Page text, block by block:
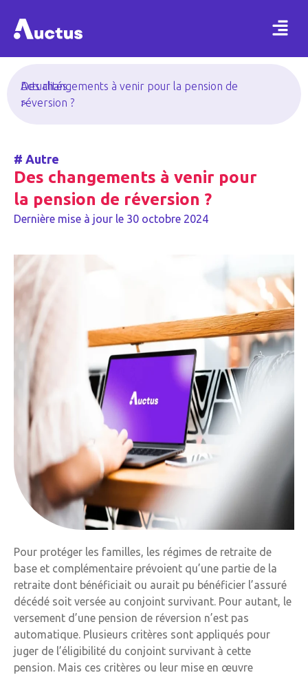
Actualités
>
Des changements à venir pour la pension de
réversion ?
# Autre
Des changements à venir pour
la pension de réversion ?
Dernière mise à jour le 30 octobre 2024
Pour protéger les familles, les régimes de retraite de
base et complémentaire prévoient qu’une partie de la
retraite dont bénéficiait ou aurait pu bénéficier l’assuré
décédé soit versée au conjoint survivant. Pour autant, le
versement d’une pension de réversion n’est pas
automatique. Plusieurs critères sont appliqués pour
juger de l’éligibilité du conjoint survivant à cette
pension. Mais ces critères ou leur mise en œuvre